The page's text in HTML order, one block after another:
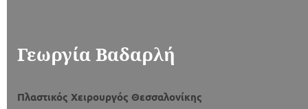
Γεωργία Βαδαρλή
Πλαστικός Χειρουργός Θεσσαλονίκης